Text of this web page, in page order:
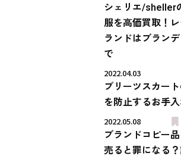
シェリエ/sheller
服を高価買取！
ランドはブラン
で
2022.04.03
プリーツスカー
を防止するお手
2022.05.08
ブランドコピー
売ると罪になる